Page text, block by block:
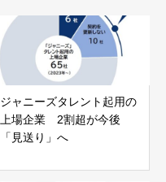
ジャニーズタレント起用の
上場企業 2割超が今後
「見送り」へ